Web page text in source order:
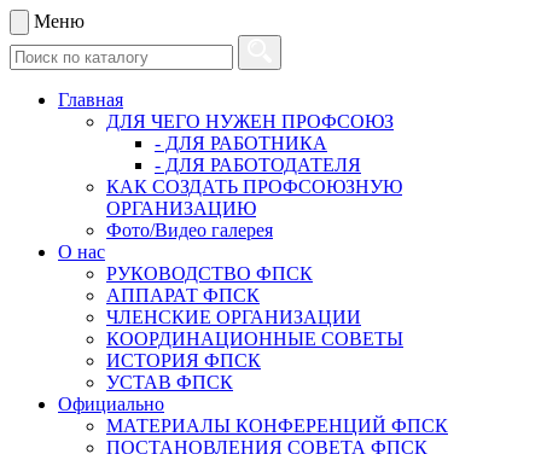
Меню
Главная
ДЛЯ ЧЕГО НУЖЕН ПРОФСОЮЗ
- ДЛЯ РАБОТНИКА
- ДЛЯ РАБОТОДАТЕЛЯ
КАК СОЗДАТЬ ПРОФСОЮЗНУЮ
ОРГАНИЗАЦИЮ
Фото/Видео галерея
О нас
РУКОВОДСТВО ФПСК
АППАРАТ ФПСК
ЧЛЕНСКИЕ ОРГАНИЗАЦИИ
КООРДИНАЦИОННЫЕ СОВЕТЫ
ИСТОРИЯ ФПСК
УСТАВ ФПСК
Официально
МАТЕРИАЛЫ КОНФЕРЕНЦИЙ ФПСК
ПОСТАНОВЛЕНИЯ СОВЕТА ФПСК